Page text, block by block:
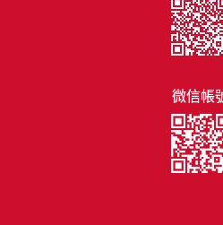
微信帳